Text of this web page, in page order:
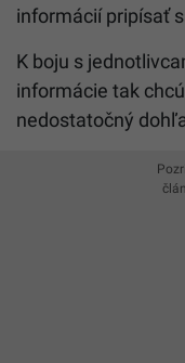
informácií pripísať
K boju s
informácie tak
nedostatočný